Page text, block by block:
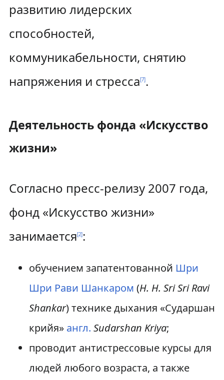
развитию лидерских
способностей,
коммуникабельности, снятию
напряжения и стресса[7].
Деятельность фонда «Искусство
жизни»
Согласно пресс-релизу 2007 года,
фонд «Искусство жизни»
занимается[2]:
обучением запатентованной Шри
Шри Рави Шанкаром (H. H. Sri Sri Ravi
Shankar) технике дыхания «Сударшан
крийя» англ. Sudarshan Kriya;
проводит антистрессовые курсы для
людей любого возраста, а также